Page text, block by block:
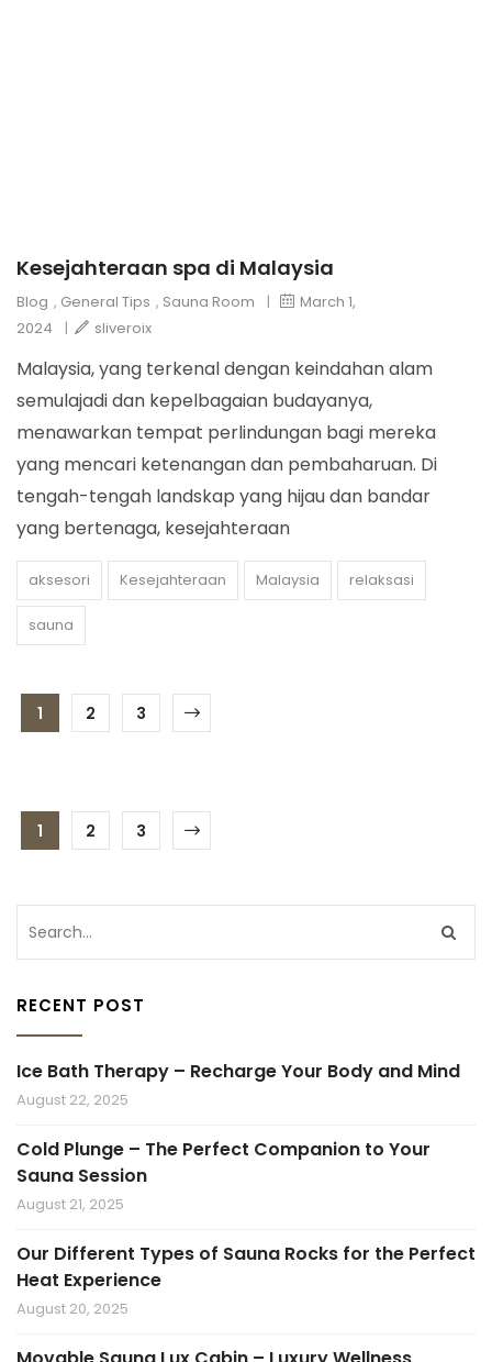
Kesejahteraan spa di Malaysia
Blog , General Tips , Sauna Room |
March 1,
2024
| sliveroix
Malaysia, yang terkenal dengan keindahan alam
semulajadi dan kepelbagaian budayanya,
menawarkan tempat perlindungan bagi mereka
yang mencari ketenangan dan pembaharuan. Di
tengah-tengah landskap yang hijau dan bandar
yang bertenaga, kesejahteraan
aksesori Kesejahteraan Malaysia relaksasi
sauna
1 2 3
1 2 3
RECENT POST
Ice Bath Therapy – Recharge Your Body and Mind
August 22, 2025
Cold Plunge – The Perfect Companion to Your
Sauna Session
August 21, 2025
Our Different Types of Sauna Rocks for the Perfect
Heat Experience
August 20, 2025